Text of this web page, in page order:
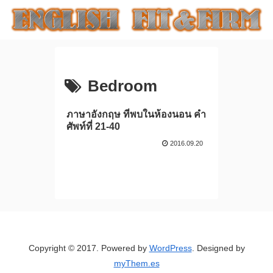
Bedroom
ภาษาอังกฤษ ที่พบในห้องนอน คำ
ศัพท์ที่ 21-40
2016.09.20
Copyright © 2017. Powered by WordPress. Designed by
myThem.es